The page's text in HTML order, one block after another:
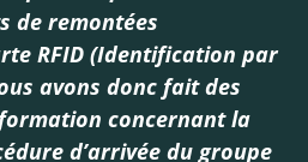
de remontées
RFID (Identification par
avons donc fait des
concernant la
d’arrivée du groupe